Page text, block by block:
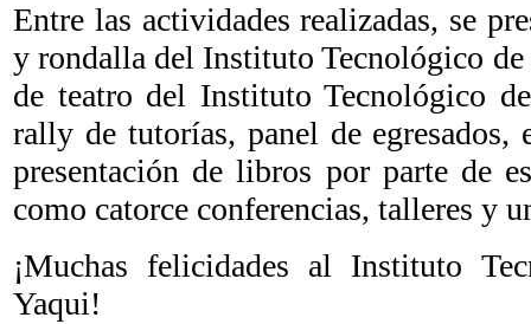
Entre las actividades realizadas, se
y rondalla del Instituto Tecnológico
de teatro del Instituto Tecnológico
rally de tutorías, panel de egresados,
presentación de libros por parte de
como catorce conferencias, talleres y
¡Muchas felicidades al Instituto
Yaqui!